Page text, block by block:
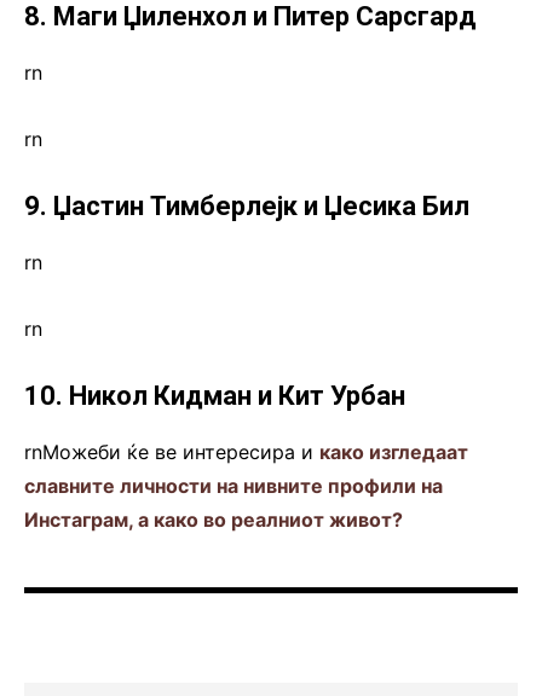
8. Маги Џиленхол и Питер Сарсгард
rn
rn
9. Џастин Тимберлејк и Џесика Бил
rn
rn
10. Никол Кидман и Кит Урбан
rnМожеби ќе ве интересира и како изгледаат
славните личности на нивните профили на
Инстаграм, а како во реалниот живот?